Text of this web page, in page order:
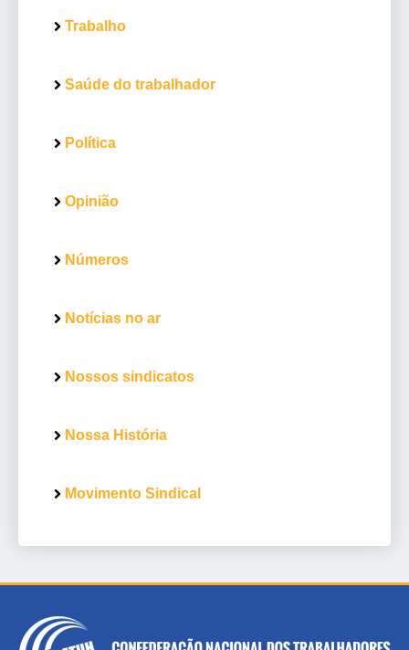
Trabalho
Saúde do trabalhador
Política
Opinião
Números
Notícias no ar
Nossos sindicatos
Nossa História
Movimento Sindical